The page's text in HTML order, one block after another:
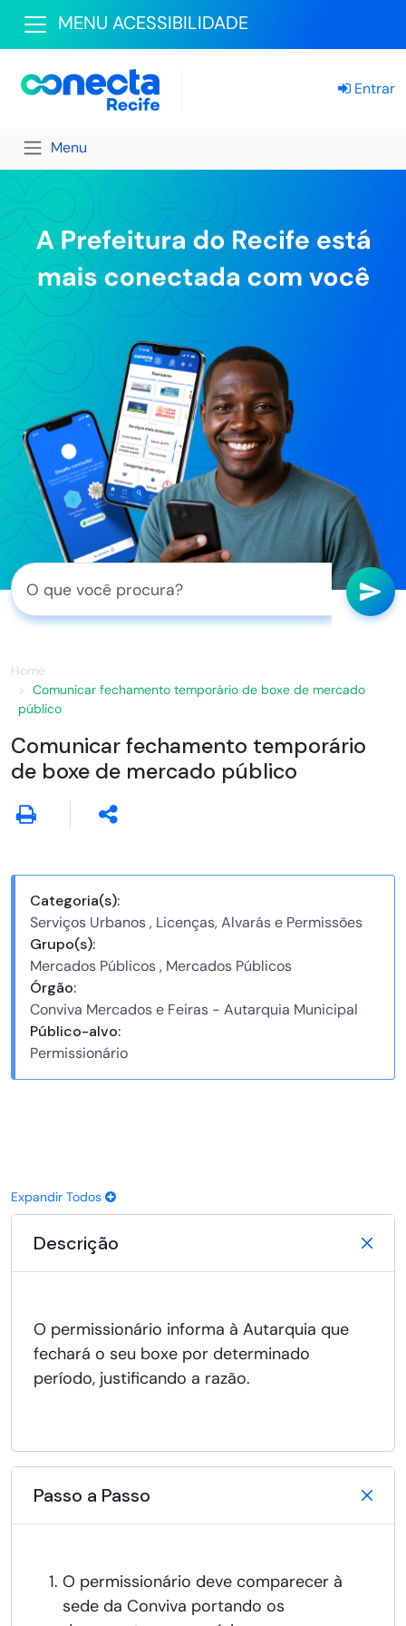
MENU ACESSIBILIDADE
Entrar
Menu
Home
Comunicar fechamento temporário de boxe de mercado
público
Comunicar fechamento temporário
de boxe de mercado público
Categoria(s):
Serviços Urbanos , Licenças, Alvarás e Permissões
Grupo(s):
Mercados Públicos , Mercados Públicos
Órgão:
Conviva Mercados e Feiras - Autarquia Municipal
Público-alvo:
Permissionário
Expandir Todos
Descrição
O permissionário informa à Autarquia que
fechará o seu boxe por determinado
período, justificando a razão.
Passo a Passo
O permissionário deve comparecer à
sede da Conviva portando os